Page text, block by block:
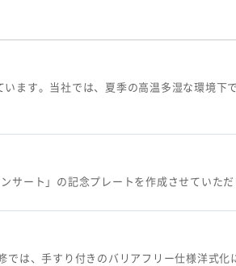
ます。当社では、夏季の高温多湿な環境下
サート」の記念プレートを作成させていた
は、手すり付きのバリアフリー仕様洋式化